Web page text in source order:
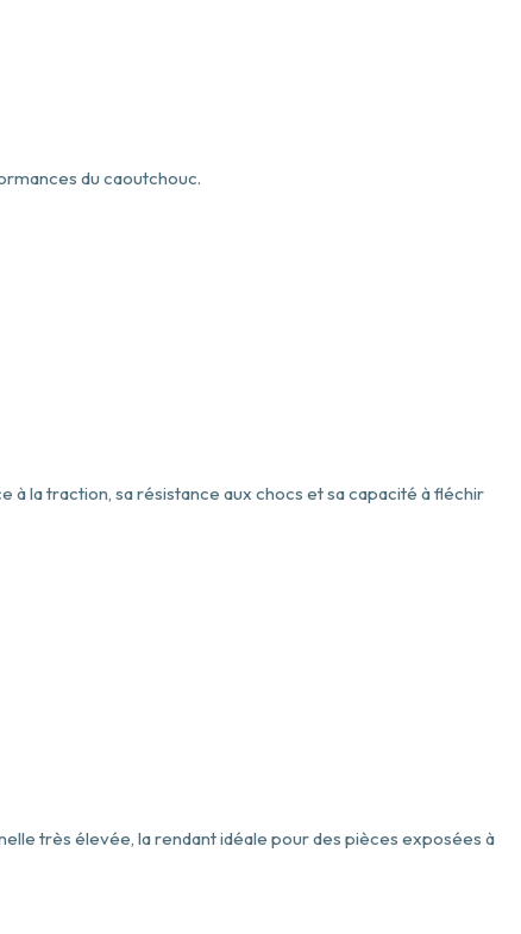
du caoutchouc.
à la traction, sa résistance aux chocs et sa capacité à fléchir
très élevée, la rendant idéale pour des pièces exposées à